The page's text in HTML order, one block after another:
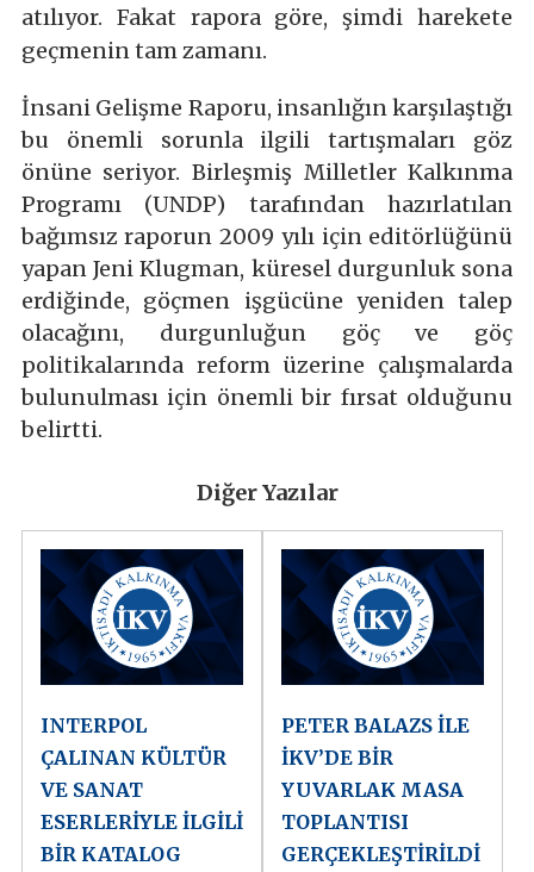
atılıyor. Fakat rapora göre, şimdi harekete
geçmenin tam zamanı.
İnsani Gelişme Raporu, insanlığın karşılaştığı
bu önemli sorunla ilgili tartışmaları göz
önüne seriyor. Birleşmiş Milletler Kalkınma
Programı (UNDP) tarafından hazırlatılan
bağımsız raporun 2009 yılı için editörlüğünü
yapan Jeni Klugman, küresel durgunluk sona
erdiğinde, göçmen işgücüne yeniden talep
olacağını, durgunluğun göç ve göç
politikalarında reform üzerine çalışmalarda
bulunulması için önemli bir fırsat olduğunu
belirtti.
Diğer Yazılar
INTERPOL
ÇALINAN KÜLTÜR
VE SANAT
ESERLERİYLE İLGİLİ
BİR KATALOG
PETER BALAZS İLE
İKV’DE BİR
YUVARLAK MASA
TOPLANTISI
GERÇEKLEŞTİRİLDİ